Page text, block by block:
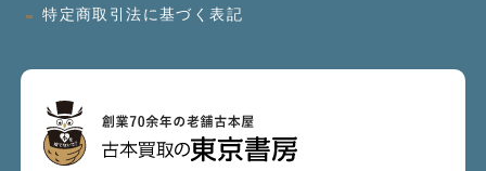
特定商取引法に基づく表記